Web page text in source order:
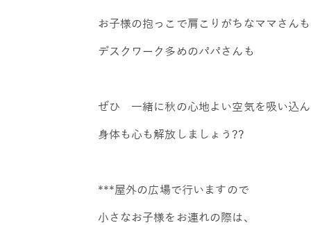
お子様の抱っこで肩こりがちなママさんも
デスクワーク多めのパパさんも
ぜひ 一緒に秋の心地よい空気を吸い込
身体も心も解放しましょう??
***屋外の広場で行いますので
小さなお子様をお連れの際は、